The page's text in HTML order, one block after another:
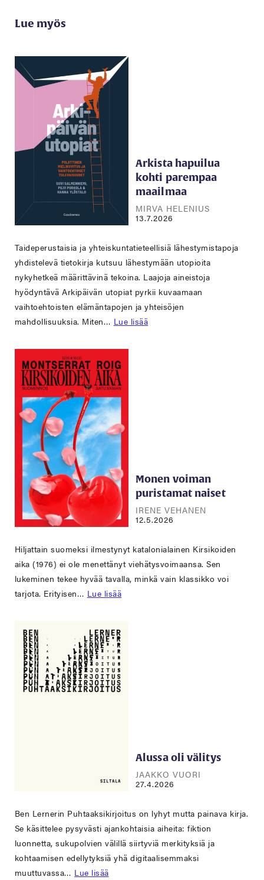
Lue myös
Arkista hapuilua
kohti parempaa
maailmaa
MIRVA HELENIUS
13.7.2026
Taideperustaisia ja yhteiskuntatieteellisiä lähestymistapoja
yhdistelevä tietokirja kutsuu lähestymään utopioita
nykyhetkeä määrittävinä tekoina. Laajoja aineistoja
hyödyntävä Arkipäivän utopiat pyrkii kuvaamaan
vaihtoehtoisten elämäntapojen ja yhteisöjen
mahdollisuuksia. Miten… Lue lisää
Monen voiman
puristamat naiset
IRENE VEHANEN
12.5.2026
Hiljattain suomeksi ilmestynyt katalonialainen Kirsikoiden
aika (1976) ei ole menettänyt viehätysvoimaansa. Sen
lukeminen tekee hyvää tavalla, minkä vain klassikko voi
tarjota. Erityisen… Lue lisää
Alussa oli välitys
JAAKKO VUORI
27.4.2026
Ben Lernerin Puhtaaksikirjoitus on lyhyt mutta painava kirja.
Se käsittelee pysyvästi ajankohtaisia aiheita: fiktion
luonnetta, sukupolvien välillä siirtyviä merkityksiä ja
kohtaamisen edellytyksiä yhä digitaalisemmaksi
muuttuvassa… Lue lisää